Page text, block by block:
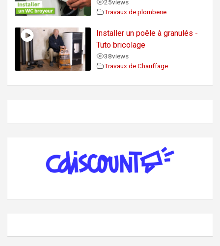
25views
Travaux de plomberie
Installer un poêle à granulés -
Tuto bricolage
38views
Travaux de Chauffage